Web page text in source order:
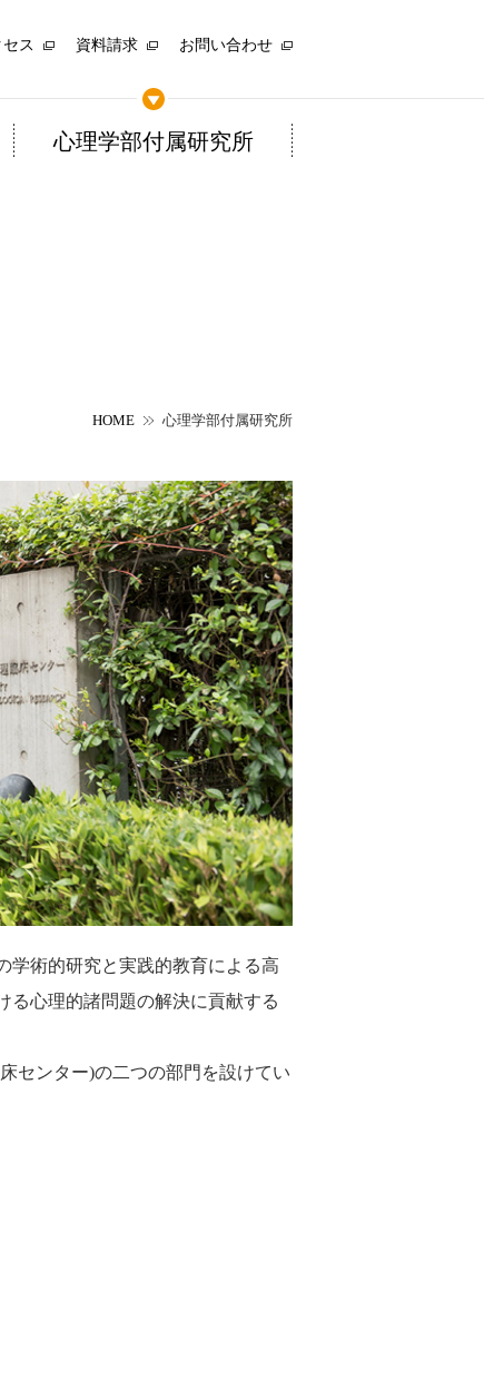
心理学部付属研究所
ス 資料請求 お問い合わせ
HOME 心理学部付属研究所
学術的研究と実践的教育による高
る心理的諸問題の解決に貢献する
センター)の二つの部門を設けてい